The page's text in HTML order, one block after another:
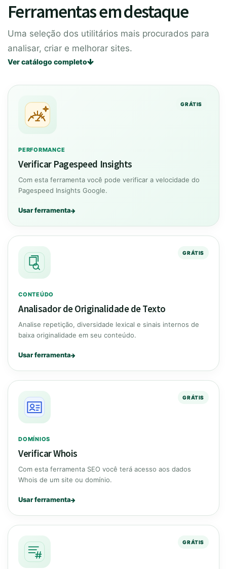
Ferramentas em destaque
Uma seleção dos utilitários mais procurados para
analisar, criar e melhorar sites.
Ver catálogo completo
GRÁTIS
PERFORMANCE
Verificar Pagespeed Insights
Com esta ferramenta você pode verificar a velocidade do
Pagespeed Insights Google.
Usar ferramenta
GRÁTIS
CONTEÚDO
Analisador de Originalidade de Texto
Analise repetição, diversidade lexical e sinais internos de
baixa originalidade em seu conteúdo.
Usar ferramenta
GRÁTIS
DOMÍNIOS
Verificar Whois
Com esta ferramenta SEO você terá acesso aos dados
Whois de um site ou domínio.
Usar ferramenta
GRÁTIS